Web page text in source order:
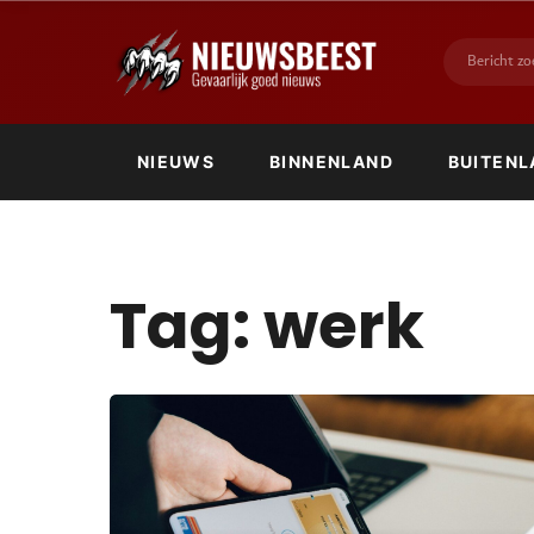
NIEUWS BINNENLAND
Tag:werk